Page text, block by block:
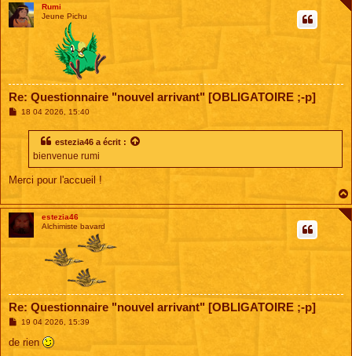
Rumi
Jeune Pichu
Re: Questionnaire "nouvel arrivant" [OBLIGATOIRE ;-p]
M
18 04 2026, 15:40
estezia46 a écrit :
bienvenue rumi
Merci pour l'accueil !
estezia46
Alchimiste bavard
Re: Questionnaire "nouvel arrivant" [OBLIGATOIRE ;-p]
M
s
19 04 2026, 15:39
de rien